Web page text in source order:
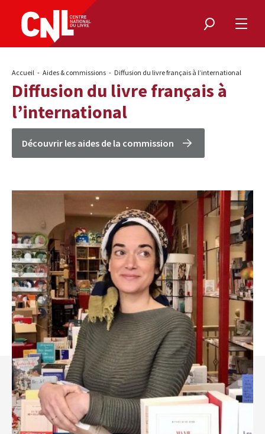
Rechercher
le
Fil
Accueil Aides & commissions Diffusion du livre français à l’international
Diffusion du livre français à
l’international
Découvrir les aides de la commission